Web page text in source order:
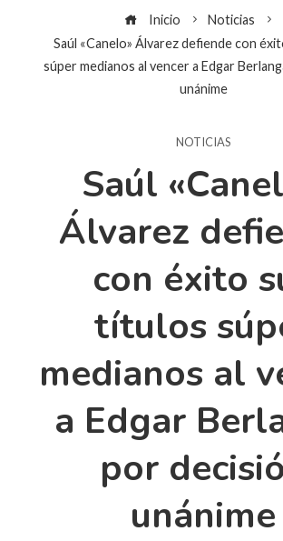
Inicio
Noticias
Saúl «Canelo» Álvarez defiende con
súper medianos al vencer a Edgar
unánime
NOTICIAS
Saúl
Álvarez
con éxito
títulos
medianos al
a Edgar
por
unánime